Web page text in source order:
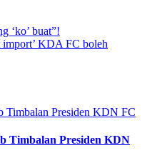
‘ko’ buat”!
KDA FC boleh
Timbalan Presiden KDN